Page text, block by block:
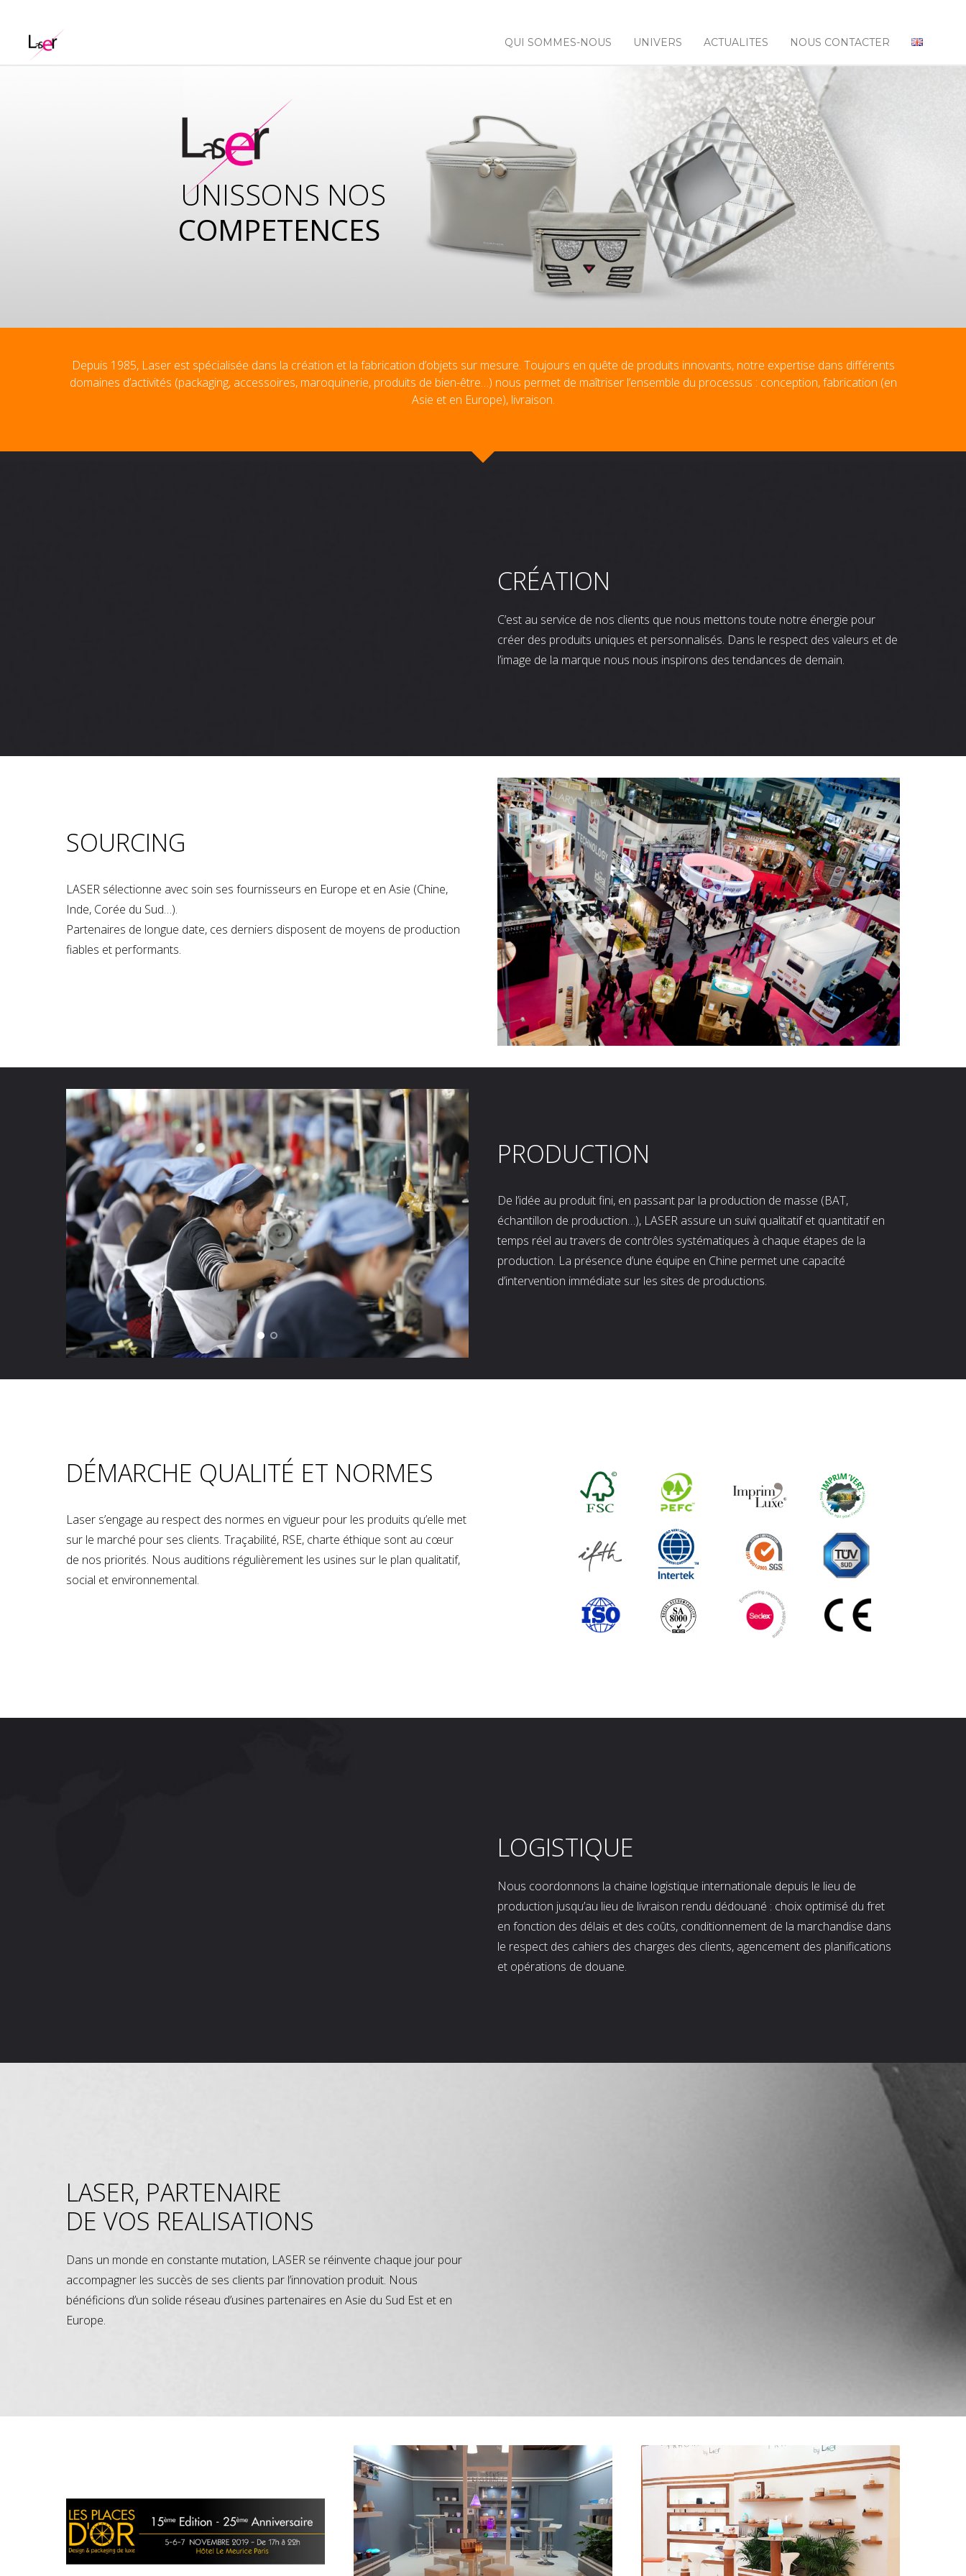
QUI SOMMES-NOUS UNIVERS ACTUALITES NOUS CONTACTER
COMPETENCES
UNISSONS NOS
Depuis 1985, Laser est spécialisée dans la création et la fabrication d’objets sur mesure. Toujours en quête de produits innovants, notre expertise dans différents
domaines d’activités (packaging, accessoires, maroquinerie, produits de bien-être…) nous permet de maîtriser l’ensemble du processus : conception, fabrication (en
Asie et en Europe), livraison.
CRÉATION
C’est au service de nos clients que nous mettons toute notre énergie pour
créer des produits uniques et personnalisés. Dans le respect des valeurs et de
l’image de la marque nous nous inspirons des tendances de demain.
SOURCING
LASER sélectionne avec soin ses fournisseurs en Europe et en Asie (Chine,
Inde, Corée du Sud…).
Partenaires de longue date, ces derniers disposent de moyens de production
fiables et performants.
PRODUCTION
De l’idée au produit fini, en passant par la production de masse (BAT,
échantillon de production…), LASER assure un suivi qualitatif et quantitatif en
temps réel au travers de contrôles systématiques à chaque étapes de la
production. La présence d’une équipe en Chine permet une capacité
d’intervention immédiate sur les sites de productions.
DÉMARCHE QUALITÉ ET NORMES
Laser s’engage au respect des normes en vigueur pour les produits qu’elle met
sur le marché pour ses clients. Traçabilité, RSE, charte éthique sont au cœur
de nos priorités. Nous auditions régulièrement les usines sur le plan qualitatif,
social et environnemental.
LOGISTIQUE
Nous coordonnons la chaine logistique internationale depuis le lieu de
production jusqu’au lieu de livraison rendu dédouané : choix optimisé du fret
en fonction des délais et des coûts, conditionnement de la marchandise dans
le respect des cahiers des charges des clients, agencement des planifications
et opérations de douane.
LASER, PARTENAIRE
DE VOS REALISATIONS
Dans un monde en constante mutation, LASER se réinvente chaque jour pour
accompagner les succès de ses clients par l’innovation produit. Nous
bénéficions d’un solide réseau d’usines partenaires en Asie du Sud Est et en
Europe.